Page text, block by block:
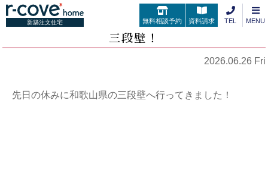
新築注文住宅 無料相談予約 資料請求 TEL MENU
三段壁！
2026.06.26 Fri
先日の休みに和歌山県の三段壁へ行ってきました！